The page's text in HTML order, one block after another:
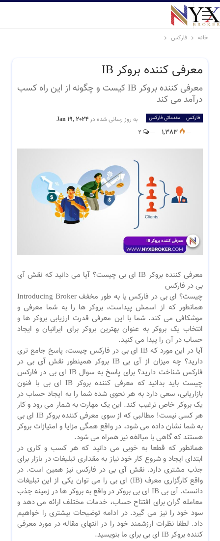
خانه فارکس
معرفی کننده بروکر IB
معرفی کننده بروکر IB کیست و چگونه از این راه کسب
درآمد می کند
فارکس مقدماتی فارکس به روز رسانی شده در Jan 19, 2024
1,383
معرفی کننده بروکر IB ای بی چیست؟ آیا می دانید که نقش آی
بی در فارکس
چیست؟ ای بی در فارکس یا به طور مخفف Introducing Broker
همانطور که از اسمش پیداست، بروکر ها را به شما معرفی و
موشکافی می کند. شما با این معرفی قدرت ارزیابی بروکر ها و
انتخاب یک بروکر به عنوان بهترین بروکر برای ایرانیان و ایجاد
حساب در آن را پیدا می کنید.
آیا در این مورد که IB ای بی در فارکس چیست، پاسخ جامع تری
دارید؟ چه میزان از آی بی IB بروکر همینطور نقش آی بی در
فارکس شناخت دارید؟ برای پاسخ به سوال IB ای بی در فارکس
چیست باید بدانید که معرفی کننده بروکر IB ای بی با فنون
بازاریابی، سعی دارد به هر نحوی شده شما را به ایجاد حساب در
یک بروکر خاص ترغیب کند. این یک مهارت به شمار می رود و کار
هر کسی نیست! مطالبی که از سوی معرفی کننده بروکر IB ای بی
به شما نشان داده می شود، در واقع همگی مزایا و امتیازات بروکر
هستند که گاهی با مبالغه نیز همراه می شود.
همانطور که قطعا به خوبی می دانید که هر کسب و کاری در
ابتدای ایجاد و شروع کار خود نیاز به مقداری تبلیغات در بازار برای
جذب مشتری دارد. نقش آی بی در فارکس نیز همین است. در
واقع کارگزاری معرف (IB) ای بی را می توان یکی از این تبلیغات
دانست. آی بی IB ای بی بروکر در واقع به بروکر ها در زمینه جذب
معامله گران برای افتتاح حساب، خدمات مختلف ارائه می دهد و
سود خود را نیز می گیرد. در ادامه توضیحات بیشتری را خواهیم
داد. لطفا نظرات ارزشمند خود را در انتهای مقاله در مورد معرفی
کننده بروکر IB ای بی برای ما بنویسید.